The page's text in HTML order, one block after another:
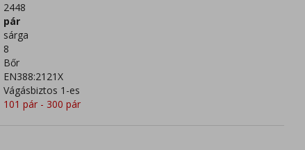
2448
pár
sárga
8
Bőr
EN388:2121X
Vágásbiztos 1-es
101 pár - 300 pár